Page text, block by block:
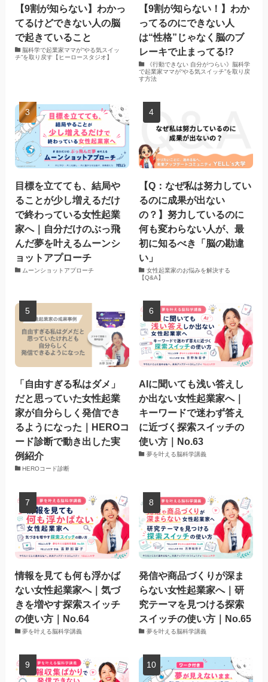
【9割が知らない】わかっ
てるけどできない人の脳
で起きていること
脳科学で起業家ママが“やる気スイッ
チ”を取り戻す【ヒーロースタジオ】
【9割が知らない！】わか
ってるのにできない人
は“性格”じゃなく脳のブ
レーキで止まってる!?
《行動できない 自分がつらい》脳科学
で起業家ママが“やる気スイッチ”を取り戻
す方法
目標を立てても、結局や
ることが少し増えるだけ
で終わっている女性起業
家へ｜自分だけのぶっ飛
んだ夢を叶えるムーンシ
ョットアプローチ
ムーンショットアプローチ
【Q：なぜ私は努力してい
るのに成果が出ない
の？】努力しているのに
何も変わらない人が、最
初に知るべき「脳の勘違
い」
女性起業家のお悩みを解決する
【Q&A】
「自由すぎる私はダメ」
だと思っていた女性起業
家が自分らしく発信でき
るようになった｜HEROコ
ード診断で動き出した実
例紹介
HEROコード診断
AIに聞いても浅い答えし
か出ない女性起業家へ｜
キーワードで迷わず答え
に近づく探索スイッチの
使い方｜No.63
夢を叶える脳科学講義
情報を見ても何も浮かば
ない女性起業家へ｜気づ
きを増やす探索スイッチ
の使い方｜No.64
夢を叶える脳科学講義
発信や商品づくりが深ま
らない女性起業家へ｜研
究テーマを見つける探索
スイッチの使い方｜No.65
夢を叶える脳科学講義